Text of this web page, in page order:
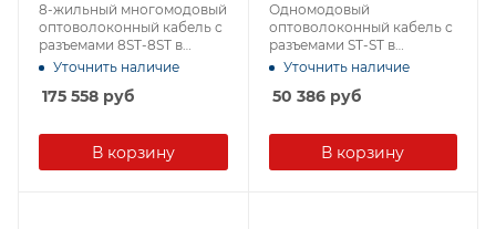
8-жильный многомодовый
оптоволоконный кабель с
разъемами 8ST-8ST в
защитной оболочке
Уточнить наличие
175 558 руб
В корзину
Одномодовый
оптоволоконный кабель с
разъемами ST-ST в
защитной оболочке
Уточнить наличие
50 386руб
В корзину